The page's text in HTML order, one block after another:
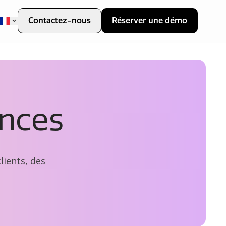
Contactez-nous Réserver une démo
des